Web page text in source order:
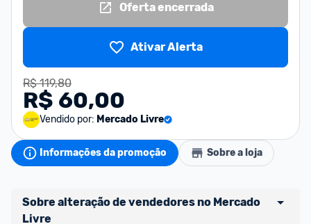
Oferta encerrada
Ativar Alerta
R$ 119,80
R$ 60,00
Vendido por: Mercado Livre
Informações da promoção Sobre a loja
Sobre alteração de vendedores no Mercado
Livre